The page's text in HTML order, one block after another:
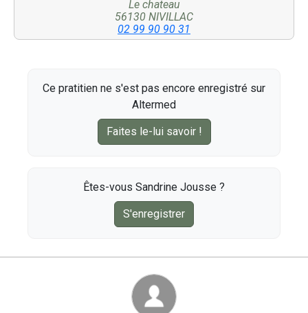
Le chateau
56130 NIVILLAC
02 99 90 90 31
Ce pratitien ne s'est pas encore enregistré sur
Altermed
Faites le-lui savoir !
Êtes-vous Sandrine Jousse ?
S'enregistrer